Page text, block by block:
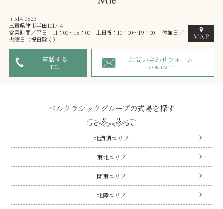
〒514-0823
三重県津市半田1017-4
営業時間／平日：11：00～18：00 土日祝：10：00～19：00 休館日／
火曜日（祝日除く）
電話する
TEL
お問い合わせフォーム
CONTACT
ベルクラシックグループの式場を探す
北海道エリア
東北エリア
関東エリア
北陸エリア